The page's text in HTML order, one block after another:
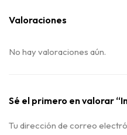
Valoraciones
No hay valoraciones aún.
Sé el primero en valorar
Tu dirección de correo